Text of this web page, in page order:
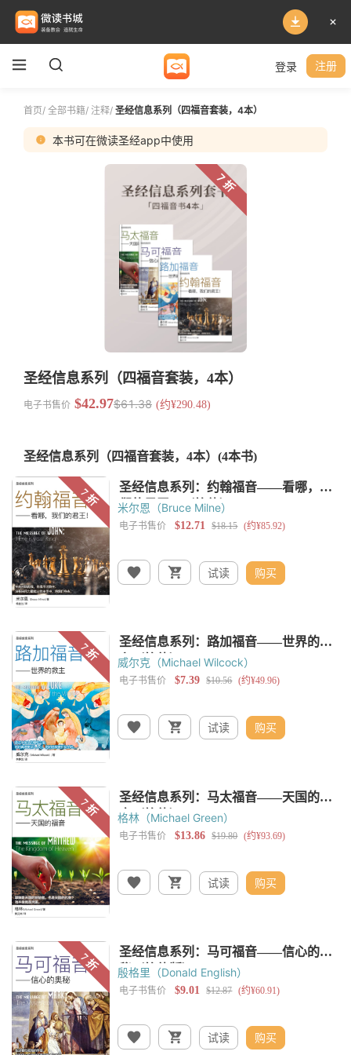
登录 注册
首页/ 全部书籍/ 注释/ 圣经信息系列（四福音套装，4本）
本书可在微读圣经app中使用
7 折
圣经信息系列（四福音套装，4本）
电子书售价 $42.97$61.38 (约¥290.48)
圣经信息系列（四福音套装，4本） (4本书)
米尔恩（Bruce Milne）
试读 购买
威尔克（Michael Wilcock）
试读 购买
格林（Michael Green）
试读 购买
殷格里（Donald English）
试读 购买